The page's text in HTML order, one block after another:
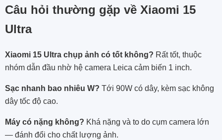
Câu hỏi thường gặp về Xiaomi 15
Ultra
Xiaomi 15 Ultra chụp ảnh có tốt không? Rất tốt, thuộc
nhóm dẫn đầu nhờ hệ camera Leica cảm biến 1 inch.
Sạc nhanh bao nhiêu W? Tới 90W có dây, kèm sạc không
dây tốc độ cao.
Máy có nặng không? Khá nặng và to do cụm camera lớn
— đánh đổi cho chất lượng ảnh.